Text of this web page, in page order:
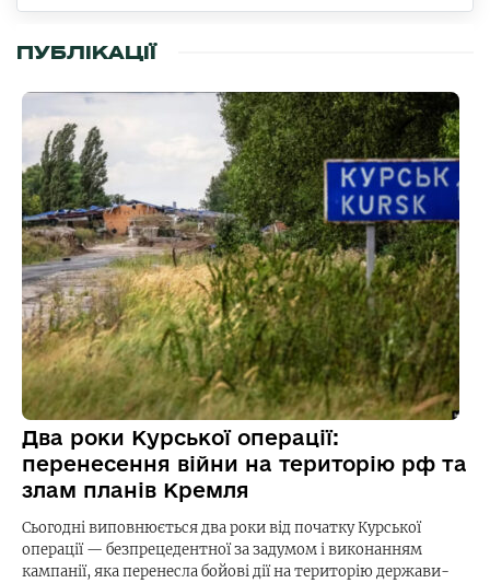
ПУБЛІКАЦІЇ
Два роки Курської операції:
перенесення війни на територію рф та
злам планів Кремля
Сьогодні виповнюється два роки від початку Курської
операції — безпрецедентної за задумом і виконанням
кампанії, яка перенесла бойові дії на територію держави-